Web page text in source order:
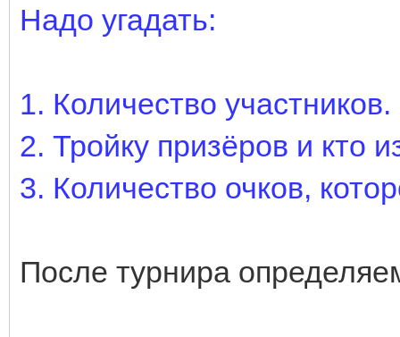
Надо угадать:
1. Количество участников.
2. Тройку призёров и кто
3. Количество очков,
После турнира